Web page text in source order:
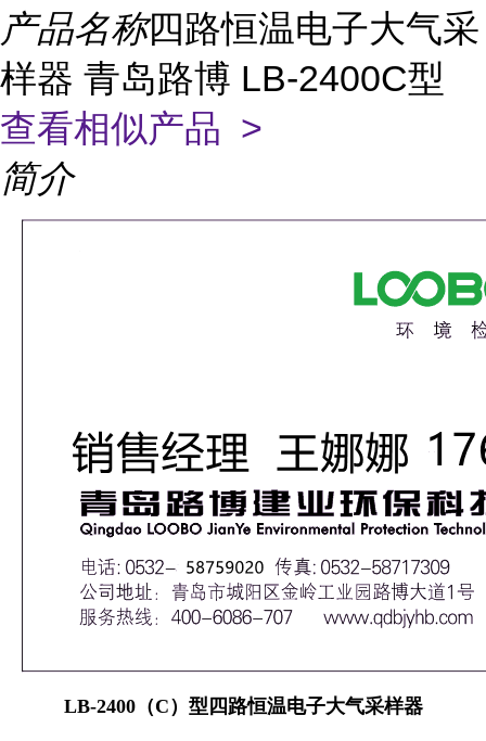
产品名称四路恒温电子大气采
样器 青岛路博 LB-2400C型
查看相似产品 >
简介
LB-2400（C）型四路恒温电子大气采样器